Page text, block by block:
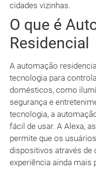
cidades vizinhas.
O que é
Residencial
A automação
tecnologia para
domésticos, como
segurança e
tecnologia, a
fácil de usar. A Alexa,
permite que os
dispositivos através de
experiência ainda mais